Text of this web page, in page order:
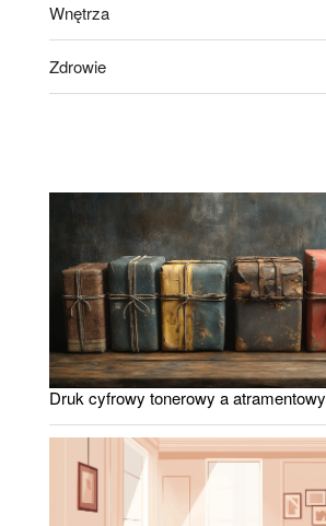
Wnętrza
Zdrowie
Druk cyfrowy tonerowy a atramentowy